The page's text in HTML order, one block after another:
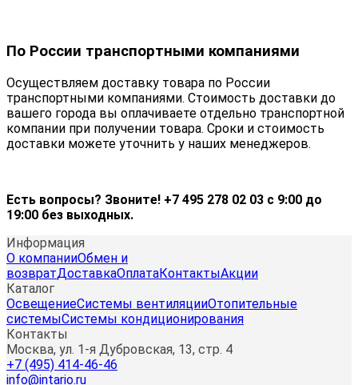
По России транспортными компаниями
Осуществляем доставку товара по России
транспортными компаниями. Стоимость доставки до
вашего города вы оплачиваете отдельно транспортной
компании при получении товара. Сроки и стоимость
доставки можете уточнить у наших менеджеров.
Есть вопросы? Звоните! +7 495 278 02 03 с 9:00 до
19:00 без выходных.
Информация
О компанииОбмен и
возвратДоставкаОплатаКонтактыАкции
Каталог
ОсвещениеСистемы вентиляцииОтопительные
системыСистемы кондиционирования
Контакты
Москва, ул. 1-я Дубровская, 13, стр. 4
+7 (495) 414-46-46
info@intario.ru